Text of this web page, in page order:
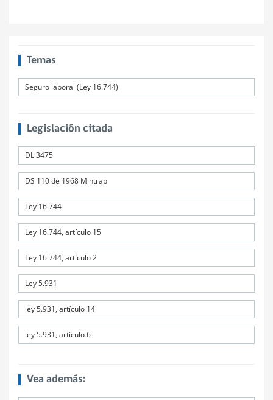
Temas
Seguro laboral (Ley 16.744)
Legislación citada
DL 3475
DS 110 de 1968 Mintrab
Ley 16.744
Ley 16.744, artículo 15
Ley 16.744, artículo 2
Ley 5.931
ley 5.931, artículo 14
ley 5.931, artículo 6
Vea además: